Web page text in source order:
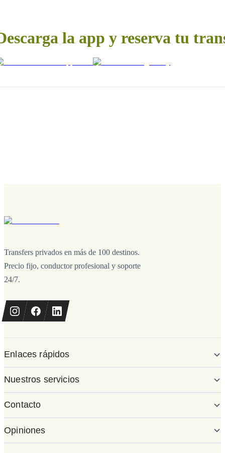
la app y reserva tu
Transfers privados en más de 100 destinos.
Precio fijo, conductor profesional y soporte
24/7.
Enlaces rápidos
Nuestros servicios
Contacto
Opiniones